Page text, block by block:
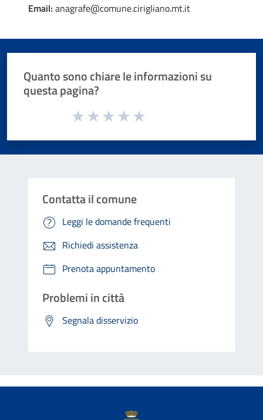
Email: anagrafe@comune.cirigliano.mt.it
Quanto sono chiare le informazioni su
questa pagina?
Valuta da 1 a 5 stelle la pagina
Contatta il comune
Leggi le domande frequenti
Richiedi assistenza
Prenota appuntamento
Problemi in città
Segnala disservizio